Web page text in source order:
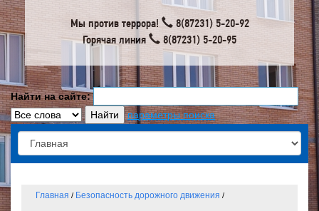
Мы против террора!
8(87231) 5-20-92
Горячая линия
8(87231) 5-20-95
Найти на сайте:
параметры поиска
Главная / Безопасность дорожного движения /